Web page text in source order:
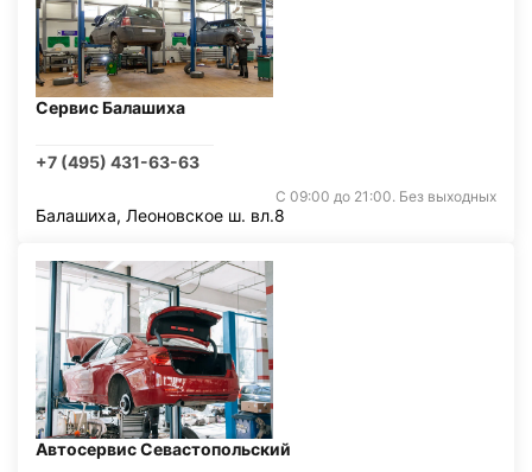
Сервис Балашиха
+7 (495) 431-63-63
С 09:00 до 21:00. Без выходных
Балашиха, Леоновское ш. вл.8
Автосервис Севастопольский